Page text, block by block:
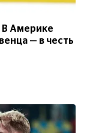
В Америке
— в честь